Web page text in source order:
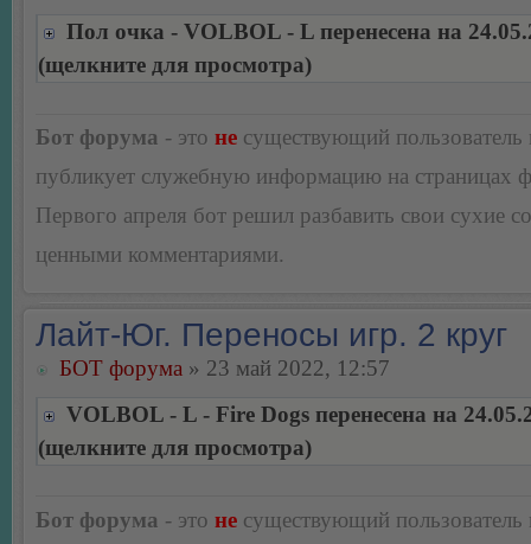
Пол очка - VOLBOL - L перенесена на
(щелкните для просмотра)
Бот форума - это не существующий пользователь
публикует служебную информацию на страницах
Первого апреля бот решил разбавить свои сухие
ценными комментариями.
Лайт-Юг. Переносы игр. 2 круг
БОТ форума » 23 май 2022, 12:57
VOLBOL - L - Fire Dogs перенесена на
(щелкните для просмотра)
Бот форума - это не существующий пользователь